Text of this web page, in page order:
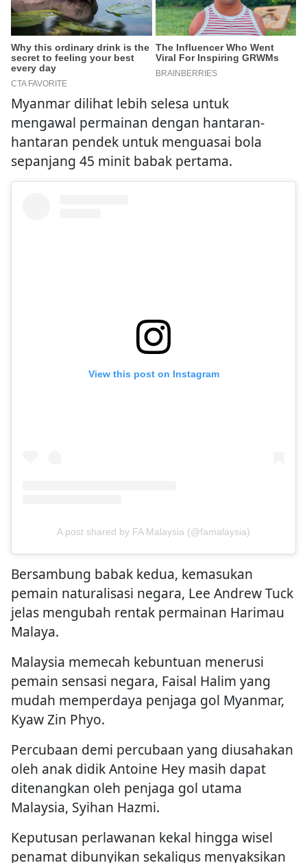
Myanmar dilihat lebih selesa untuk
mengawal permainan dengan hantaran-
hantaran pendek untuk menguasai bola
sepanjang 45 minit babak pertama.
View this post on Instagram
A post shared by FA Malaysia (@famalaysia)
Bersambung babak kedua, kemasukan
pemain naturalisasi negara, Lee Andrew Tuck
jelas mengubah rentak permainan Harimau
Malaya.
Malaysia memecah kebuntuan menerusi
pemain sensasi negara, Faisal Halim yang
mudah memperdaya penjaga gol Myanmar,
Kyaw Zin Phyo.
Percubaan demi percubaan yang diusahakan
oleh anak didik Antoine Hey masih dapat
ditenangkan oleh penjaga gol utama
Malaysia, Syihan Hazmi.
Keputusan perlawanan kekal hingga wisel
penamat dibunyikan sekaligus menyaksikan